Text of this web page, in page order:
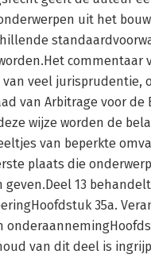
uit het
commentaar
veel jurisprudentie,
van Arbitrage voor
wijze worden de
van beperkte
plaats die
13
35a.
van dit deel is